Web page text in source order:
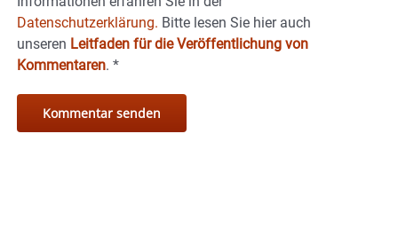
Datenschutzerklärung. Bitte lesen Sie hier auch
unseren Leitfaden für die Veröffentlichung von
Kommentaren. *